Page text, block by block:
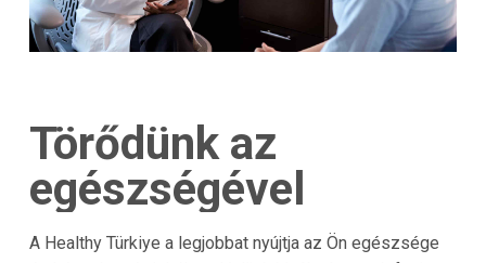
Törődünk az
egészségével
A Healthy Türkiye a legjobbat nyújtja az Ön egészsége